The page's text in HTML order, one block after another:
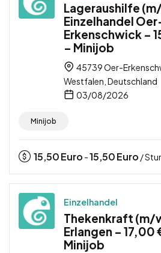
Lageraushilfe
Einzelhandel
Erkenschwick –
– Minijob
45739 Oer-
Westfalen, Deutschland
03/08/2026
Minijob
15,50Euro -15,50Euro /
Einzelhandel
Thekenkraft (m/
Erlangen –
Minijob